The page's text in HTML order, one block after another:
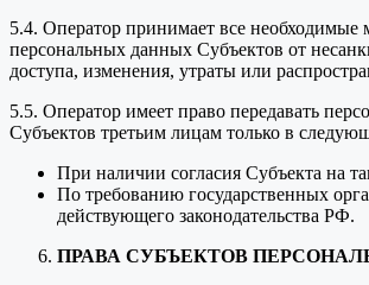
5.4. Оператор принимает все необходимые
персональных данных Субъектов от
доступа, изменения, утраты или
5.5. Оператор имеет право передавать
Субъектов третьим лицам только в
При наличии согласия Субъекта на
По требованию государственных
действующего законодательства РФ.
ПРАВА СУБЪЕКТОВ